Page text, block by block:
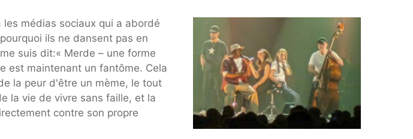
médias sociaux qui a abordé
ils ne dansent pas en
suis dit:« Merde – une forme
est maintenant un fantôme. Cela
la peur d'être un mème, le tout
la vie de vivre sans faille, et la
contre son propre